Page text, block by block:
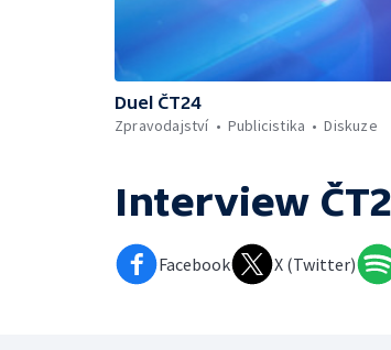
Duel ČT24
Zpravodajství
Publicistika Diskuze
Interview
Facebook X (Twitter)